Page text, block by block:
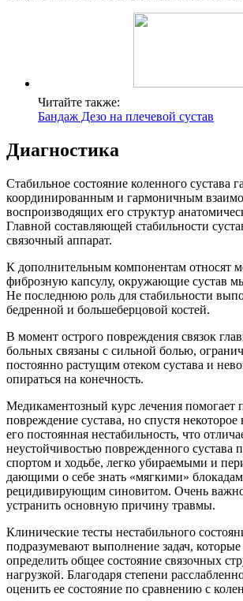
Читайте также:
Бандаж Дезо на плечевой сустав
Диагностика
Стабильное состояние коленного сустава
координированным и гармоничным
воспроизводящих его структур
Главной составляющей стабильности
связочный аппарат.
К дополнительным компонентам относят
фиброзную капсулу, окружающие сустав
Не последнюю роль для стабильности
бедренной и большеберцовой костей.
В момент острого повреждения связок
больных связаны с сильной болью,
постоянно растущим отеком сустава и
опираться на конечность.
Медикаментозный курс лечения помогает
повреждение сустава, но спустя некоторое
его постоянная нестабильность, что
неустойчивостью поврежденного сустава
спортом и ходьбе, легко убираемыми и
дающими о себе знать «мягкими»
рецидивирующим синовитом. Очень
устранить основную причину травмы.
Клинические тесты нестабильного
подразумевают выполнение задач,
определить общее состояние связочных
нагрузкой. Благодаря степени
оценить ее состояние по сравнению с